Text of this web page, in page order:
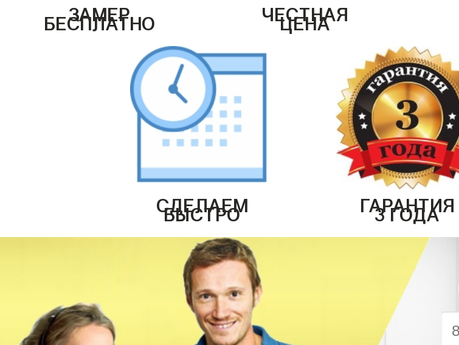
ЗАМЕР
БЕСПЛАТНО ЧЕСТНАЯ
ЦЕНА
СДЕЛАЕМ
БЫСТРО ГАРАНТИЯ
3 ГОДА